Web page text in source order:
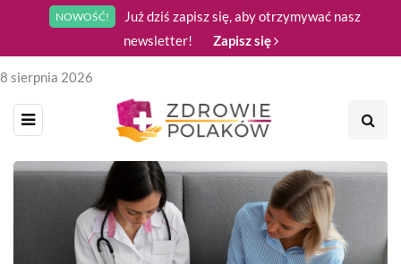
NOWOŚĆ!
Już dziś zapisz się, aby otrzymywać nasz
newsletter!
Zapisz się
8 sierpnia 2026